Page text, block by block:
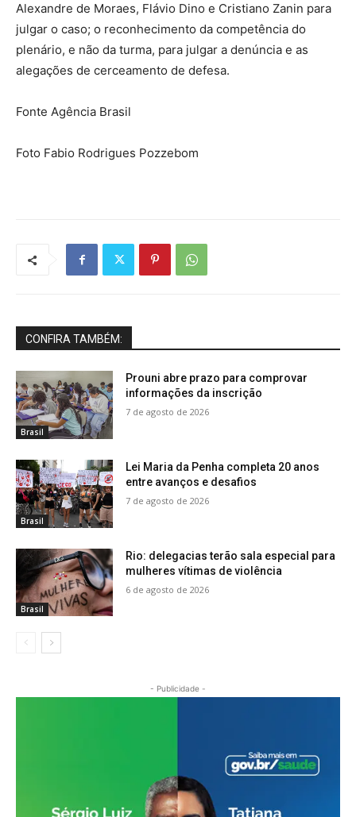
Alexandre de Moraes, Flávio Dino e Cristiano Zanin para
julgar o caso; o reconhecimento da competência do
plenário, e não da turma, para julgar a denúncia e as
alegações de cerceamento de defesa.
Fonte Agência Brasil
Foto Fabio Rodrigues Pozzebom
CONFIRA TAMBÉM:
Brasil
Prouni abre prazo para comprovar
informações da inscrição
7 de agosto de 2026
Brasil
Lei Maria da Penha completa 20 anos
entre avanços e desafios
7 de agosto de 2026
Brasil
Rio: delegacias terão sala especial para
mulheres vítimas de violência
6 de agosto de 2026
- Publicidade -